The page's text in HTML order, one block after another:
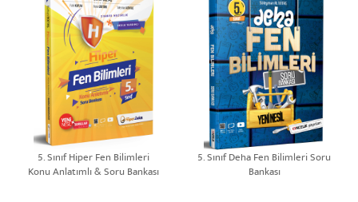
5. Sınıf Hiper Fen Bilimleri
Konu Anlatımlı & Soru Bankası
5. Sınıf Deha Fen Bilimleri Soru
Bankası